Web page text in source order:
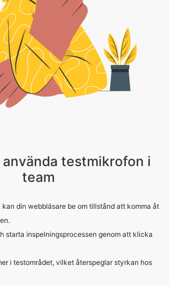
testmikrofon i
team
din webbläsare be om tillstånd att komma åt
starta inspelningsprocessen genom att klicka
i testområdet, vilket återspeglar styrkan hos